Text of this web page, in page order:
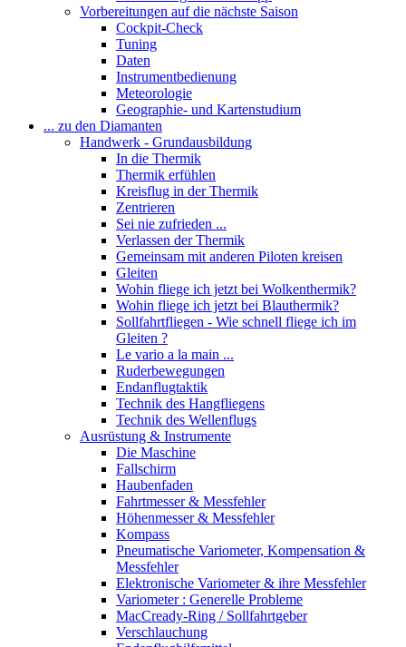
Vorbereitungen auf die nächste Saison
Cockpit-Check
Tuning
Daten
Instrumentbedienung
Meteorologie
Geographie- und Kartenstudium
... zu den Diamanten
Handwerk - Grundausbildung
In die Thermik
Thermik erfühlen
Kreisflug in der Thermik
Zentrieren
Sei nie zufrieden ...
Verlassen der Thermik
Gemeinsam mit anderen Piloten kreisen
Gleiten
Wohin fliege ich jetzt bei Wolkenthermik?
Wohin fliege ich jetzt bei Blauthermik?
Sollfahrtfliegen - Wie schnell fliege ich im
Gleiten ?
Le vario a la main ...
Ruderbewegungen
Endanflugtaktik
Technik des Hangfliegens
Technik des Wellenflugs
Ausrüstung & Instrumente
Die Maschine
Fallschirm
Haubenfaden
Fahrtmesser & Messfehler
Höhenmesser & Messfehler
Kompass
Pneumatische Variometer, Kompensation &
Messfehler
Elektronische Variometer & ihre Messfehler
Variometer : Generelle Probleme
MacCready-Ring / Sollfahrtgeber
Verschlauchung